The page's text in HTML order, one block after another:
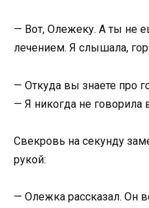
— Вот, Олежеку. А ты не
лечением. Я слышала,
— Откуда вы знаете про
— Я никогда не говорила
Свекровь на секунду
рукой:
— Олежка рассказал. Он